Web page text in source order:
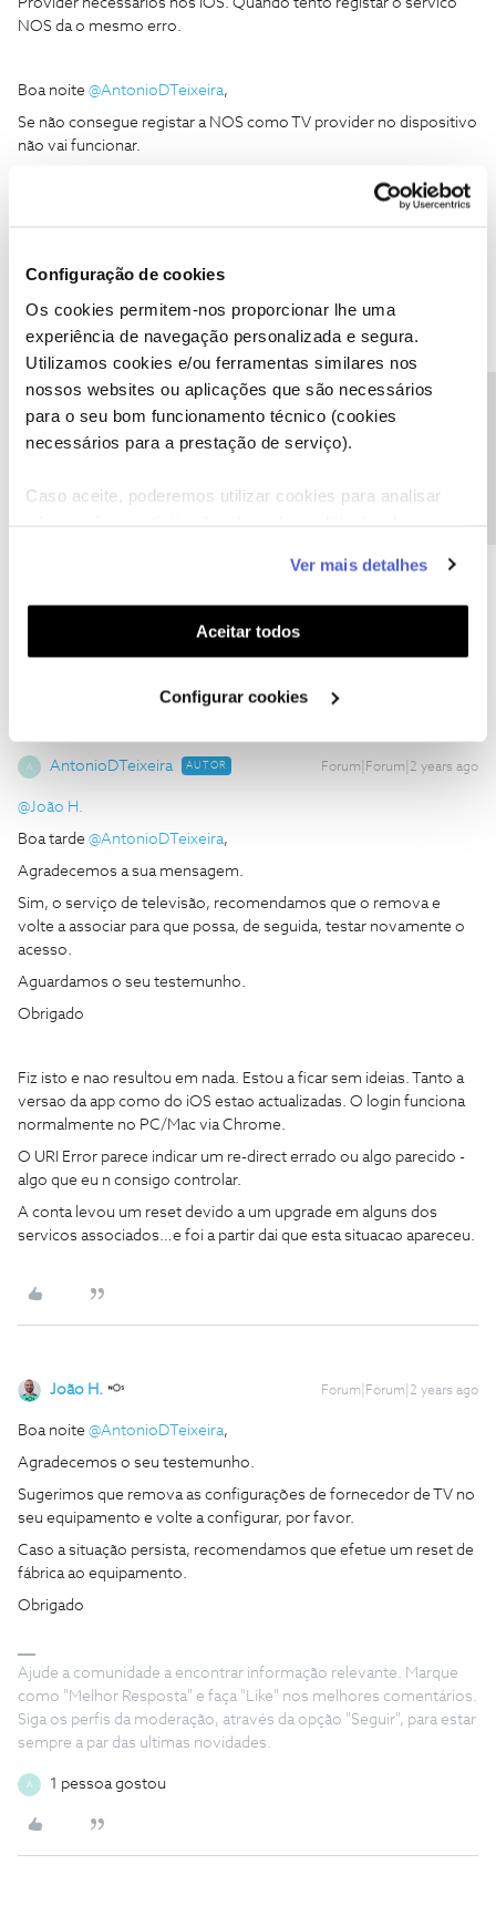
Configuração de cookies
Os cookies permitem-nos proporcionar lhe uma
experiência de navegação personalizada e segura.
Utilizamos cookies e/ou ferramentas similares nos
nossos websites ou aplicações que são necessários
para o seu bom funcionamento técnico (cookies
necessários para a prestação de serviço).
Caso aceite, poderemos utilizar cookies para analisar
funcionalidades (cookies de personalização e
funcionalidade) e adaptar anúncios aos seus interesses
(cookies de publicidade personalizada). Pode gerir a
utilização dos cookies clicando em "Configurar
Ver mais detalhes
Aceitar todos
Configurar cookies
Provider necessarios nos iOS. Quando tento registar o servico
NOS da o mesmo erro.
Boa noite @AntonioDTeixeira,
Se não consegue registar a NOS como TV provider no dispositivo
não vai funcionar.
Resposta” nas soluções mais úteis. Siga o perfil para acompanhar
Forum|Forum|2 years ago
Diga-nos, por favor, também, qual a versão iOS do iPad em
Ajude a comunidade a encontrar informação relevante. Marque
como "Melhor Resposta" e faça "Like" nos melhores comentários.
A AntonioDTeixeira AUTOR Forum|Forum|2 years ago
@João H.
Boa tarde @AntonioDTeixeira,
Agradecemos a sua mensagem.
Sim, o serviço de televisão, recomendamos que o remova e
volte a associar para que possa, de seguida, testar novamente o
acesso.
Aguardamos o seu testemunho.
Obrigado
Fiz isto e nao resultou em nada. Estou a ficar sem ideias. Tanto a
versao da app como do iOS estao actualizadas. O login funciona
normalmente no PC/Mac via Chrome.
O URI Error parece indicar um re-direct errado ou algo parecido -
algo que eu n consigo controlar.
A conta levou um reset devido a um upgrade em alguns dos
servicos associados…e foi a partir dai que esta situacao apareceu.
João H. Forum|Forum|2 years ago
Boa noite @AntonioDTeixeira,
Agradecemos o seu testemunho.
Sugerimos que remova as configurações de fornecedor de TV no
seu equipamento e volte a configurar, por favor.
Caso a situação persista, recomendamos que efetue um reset de
fábrica ao equipamento.
Obrigado
Ajude a comunidade a encontrar informação relevante. Marque
como "Melhor Resposta" e faça "Like" nos melhores comentários.
Siga os perfis da moderação, através da opção "Seguir", para estar
sempre a par das ultimas novidades.
A 1 pessoa gostou